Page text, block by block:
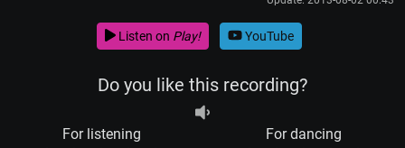
Listen on Play! YouTube
Do you like this recording?
For listening For dancing